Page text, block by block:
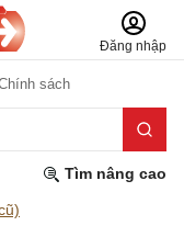
Đăng nhập
sách
Tìm nâng cao